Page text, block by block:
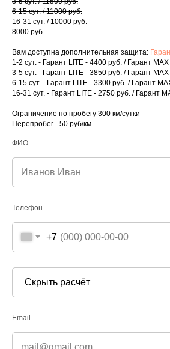
6-15 сут. / 11000 руб.
16-31 сут. / 10000 руб.
8000 руб.
Вам доступна дополнительная защита:
1-2 сут. - Гарант LITE - 4400 руб. / Гарант
3-5 сут. - Гарант LITE - 3850 руб. / Гарант
6-15 сут. - Гарант LITE - 3300 руб. / Гарант
16-31 сут. - Гарант LITE - 2750 руб. / Гарант
Ограничение по пробегу 300 км/сутки
Перепробег - 50 руб/км
ФИО
Телефон
+7
Email
Открыть
ПРЕИМУЩЕСТВА
АВТОПАРК
УСЛОВИЯ АРЕНДЫ